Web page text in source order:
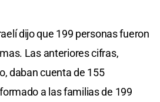
dijo que 199 personas fueron
Las anteriores cifras,
daban cuenta de 155
a las familias de 199